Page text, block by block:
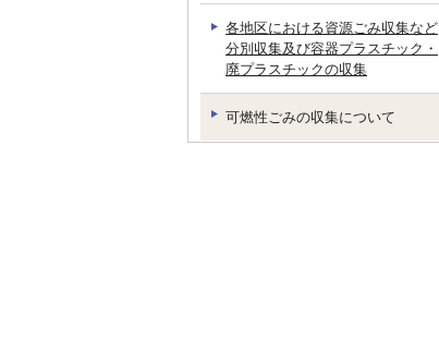
各地区における資源ごみ収集など
分別収集及び容器プラスチック・
廃プラスチックの収集
可燃性ごみの収集について